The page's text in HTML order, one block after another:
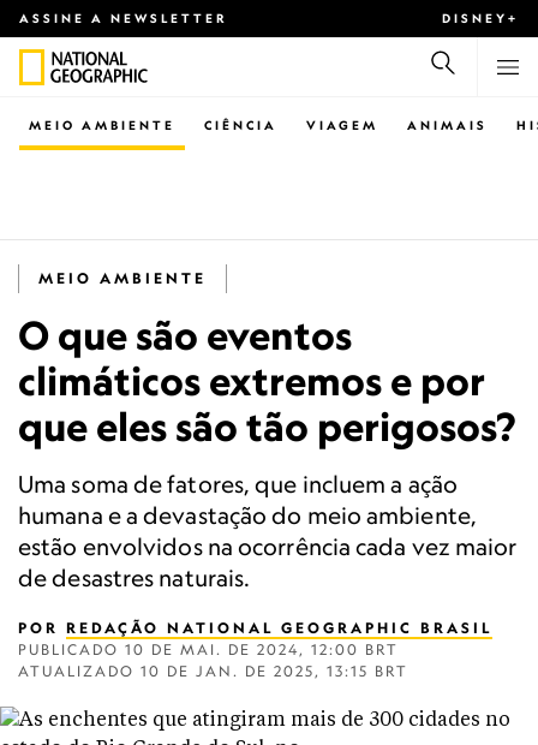
ASSINE A NEWSLETTER DISNEY+
CIÊNCIA VIAGEM ANIMAIS
MEIO AMBIENTE
MEIO AMBIENTE
O que são eventos
climáticos extremos e por
que eles são tão perigosos?
Uma soma de fatores, que incluem a ação
humana e a devastação do meio ambiente,
estão envolvidos na ocorrência cada vez maior
de desastres naturais.
POR REDAÇÃO NATIONAL GEOGRAPHIC BRASIL
PUBLICADO 10 DE MAI. DE 2024, 12:00 BRT
ATUALIZADO 10 DE JAN. DE 2025, 13:15 BRT